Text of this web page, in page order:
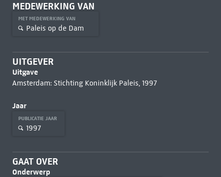
MEDEWERKING VAN
MET MEDEWERKING VAN
Paleis op de Dam
UITGEVER
Uitgave
Amsterdam: Stichting Koninklijk Paleis, 1997
Jaar
PUBLICATIE JAAR
1997
GAAT OVER
Onderwerp